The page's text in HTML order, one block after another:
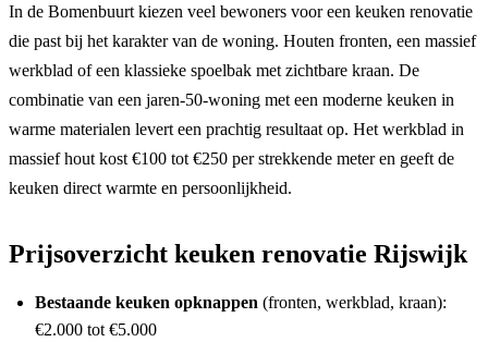
In de Bomenbuurt kiezen veel bewoners voor een keuken renovatie
die past bij het karakter van de woning. Houten fronten, een massief
werkblad of een klassieke spoelbak met zichtbare kraan. De
combinatie van een jaren-50-woning met een moderne keuken in
warme materialen levert een prachtig resultaat op. Het werkblad in
massief hout kost €100 tot €250 per strekkende meter en geeft de
keuken direct warmte en persoonlijkheid.
Prijsoverzicht keuken renovatie Rijswijk
Bestaande keuken opknappen (fronten, werkblad, kraan):
€2.000 tot €5.000